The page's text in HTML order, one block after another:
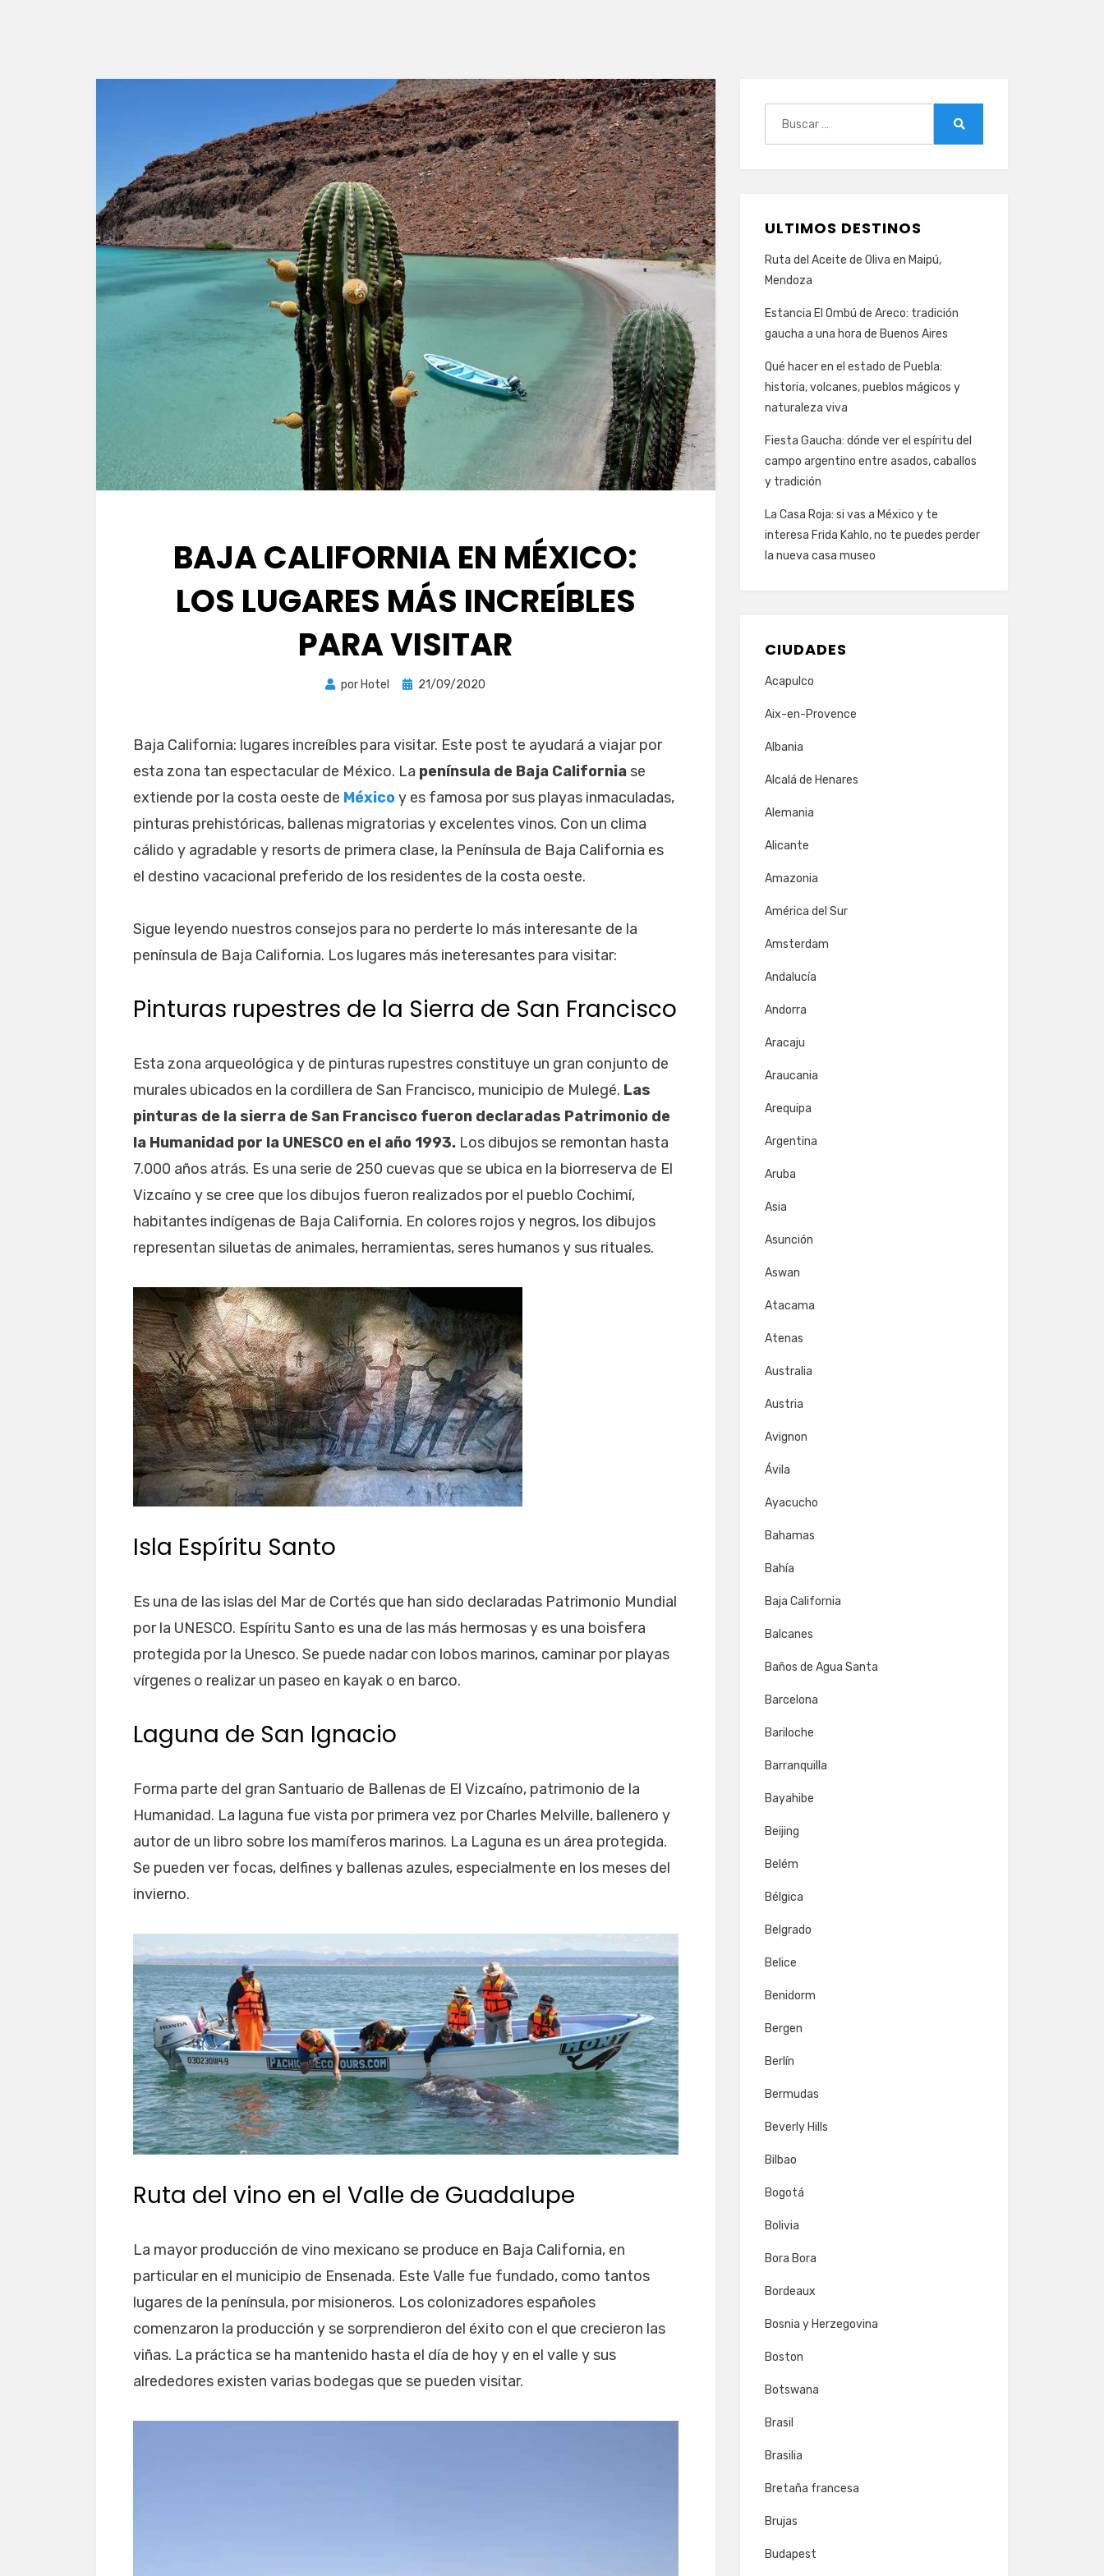
BAJA CALIFORNIA EN MÉXICO:
LOS LUGARES MÁS INCREÍBLES
PARA VISITAR
por Hotel
Publicada
21/09/2020
Baja California: lugares increíbles para visitar. Este post te ayudará a viajar por
esta zona tan espectacular de México. La península de Baja California se
extiende por la costa oeste de Méxicoy es famosa por sus playas inmaculadas,
pinturas prehistóricas, ballenas migratorias y excelentes vinos. Con un clima
cálido y agradable y resorts de primera clase, la Península de Baja California es
el destino vacacional preferido de los residentes de la costa oeste.
Sigue leyendo nuestros consejos para no perderte lo más interesante de la
península de Baja California. Los lugares más ineteresantes para visitar:
Pinturas rupestres de la Sierra de San Francisco
Esta zona arqueológica y de pinturas rupestres constituye un gran conjunto de
murales ubicados en la cordillera de San Francisco, municipio de Mulegé. Las
pinturas de la sierra de San Francisco fueron declaradas Patrimonio de
la Humanidad por la UNESCO en el año 1993. Los dibujos se remontan hasta
7.000 años atrás. Es una serie de 250 cuevas que se ubica en la biorreserva de El
Vizcaíno y se cree que los dibujos fueron realizados por el pueblo Cochimí,
habitantes indígenas de Baja California. En colores rojos y negros, los dibujos
representan siluetas de animales, herramientas, seres humanos y sus rituales.
Isla Espíritu Santo
Es una de las islas del Mar de Cortés que han sido declaradas Patrimonio Mundial
por la UNESCO. Espíritu Santo es una de las más hermosas y es una boisfera
protegida por la Unesco. Se puede nadar con lobos marinos, caminar por playas
vírgenes o realizar un paseo en kayak o en barco.
Laguna de San Ignacio
Forma parte del gran Santuario de Ballenas de El Vizcaíno, patrimonio de la
Humanidad. La laguna fue vista por primera vez por Charles Melville, ballenero y
autor de un libro sobre los mamíferos marinos. La Laguna es un área protegida.
Se pueden ver focas, delfines y ballenas azules, especialmente en los meses del
invierno.
Ruta del vino en el Valle de Guadalupe
La mayor producción de vino mexicano se produce en Baja California, en
particular en el municipio de Ensenada. Este Valle fue fundado, como tantos
lugares de la península, por misioneros. Los colonizadores españoles
comenzaron la producción y se sorprendieron del éxito con el que crecieron las
viñas. La práctica se ha mantenido hasta el día de hoy y en el valle y sus
alrededores existen varias bodegas que se pueden visitar.
ULTIMOS DESTINOS
Ruta del Aceite de Oliva en Maipú,
Mendoza
Estancia El Ombú de Areco: tradición
gaucha a una hora de Buenos Aires
Qué hacer en el estado de Puebla:
historia, volcanes, pueblos mágicos y
naturaleza viva
Fiesta Gaucha: dónde ver el espíritu del
campo argentino entre asados, caballos
y tradición
La Casa Roja: si vas a México y te
interesa Frida Kahlo, no te puedes perder
la nueva casa museo
CIUDADES
Acapulco
Aix-en-Provence
Albania
Alcalá de Henares
Alemania
Alicante
Amazonia
América del Sur
Amsterdam
Andalucía
Andorra
Aracaju
Araucania
Arequipa
Argentina
Aruba
Asia
Asunción
Aswan
Atacama
Atenas
Australia
Austria
Avignon
Ávila
Ayacucho
Bahamas
Bahía
Baja California
Balcanes
Baños de Agua Santa
Barcelona
Bariloche
Barranquilla
Bayahibe
Beijing
Belém
Bélgica
Belgrado
Belice
Benidorm
Bergen
Berlín
Bermudas
Beverly Hills
Bilbao
Bogotá
Bolivia
Bora Bora
Bordeaux
Bosnia y Herzegovina
Boston
Botswana
Brasil
Brasilia
Bretaña francesa
Brujas
Budapest